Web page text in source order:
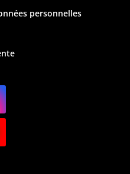
personnelles